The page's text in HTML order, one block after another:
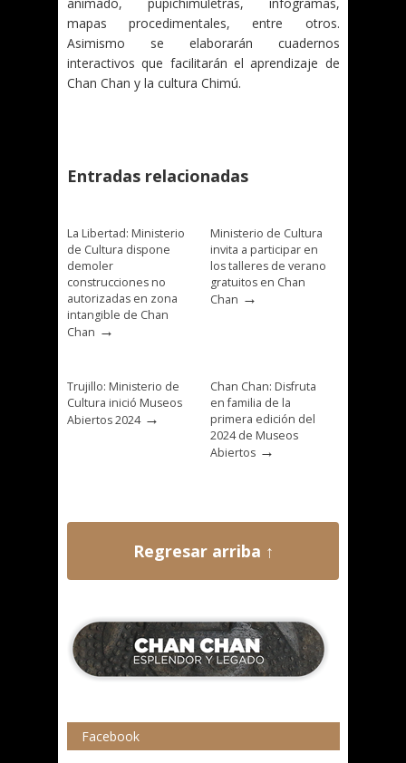
mapas procedimentales, entre otros.
Asimismo se elaborarán cuadernos
interactivos que facilitarán el aprendizaje de
Chan Chan y la cultura Chimú.
Entradas relacionadas
La Libertad: Ministerio
de Cultura dispone
demoler
construcciones no
autorizadas en zona
intangible de Chan
Chan →
Ministerio de Cultura
invita a participar en
los talleres de verano
gratuitos en Chan
Chan →
Trujillo: Ministerio de
Cultura inició Museos
Abiertos 2024→
Chan Chan: Disfruta
en familia de la
primera edición del
2024 de Museos
Abiertos →
Regresar arriba ↑
Facebook